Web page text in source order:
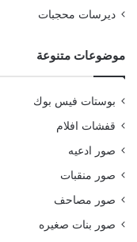
ديرسات محجبات
موضوعات متنوعة
بوستات فيس بوك
قفشات افلام
صور ادعيه
صور منقبات
صور مصاحف
صور بنات صغيره